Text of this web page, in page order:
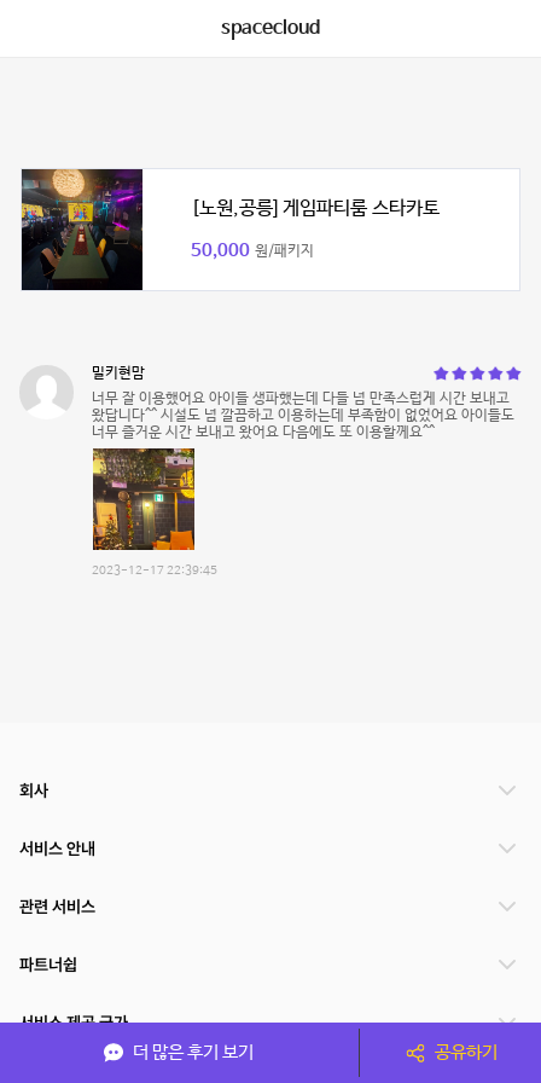
spacecloud
[노원,공릉] 게임파티룸 스타카토
50,000 원/패키지
밀키현맘
너무 잘 이용했어요 아이들 생파했는데 다들 넘 만족스럽게 시간 보내고
왔답니다^^ 시설도 넘 깔끔하고 이용하는데 부족함이 없었어요 아이들도
너무 즐거운 시간 보내고 왔어요 다음에도 또 이용할께요^^
2023-12-17 22:39:45
더 많은 후기 보기 공유하기
회사
서비스 안내
관련 서비스
파트너쉽
서비스 제공 국가